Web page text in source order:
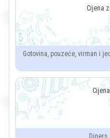
Gotovina, pouzeće, virman i